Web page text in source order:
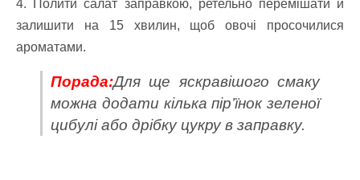
4. Полити салат заправкою, ретельно перемішати й
залишити на 15 хвилин, щоб овочі просочилися
ароматами.
Порада:Для ще яскравішого смаку
можна додати кілька пір’їнок зеленої
цибулі або дрібку цукру в заправку.